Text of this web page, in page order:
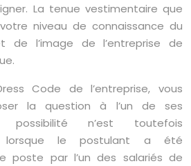
La tenue vestimentaire que
niveau de connaissance du
de l’image de l’entreprise de
Code de l’entreprise, vous
la question à l’un de ses
possibilité n’est toutefois
lorsque le postulant a été
poste par l’un des salariés de